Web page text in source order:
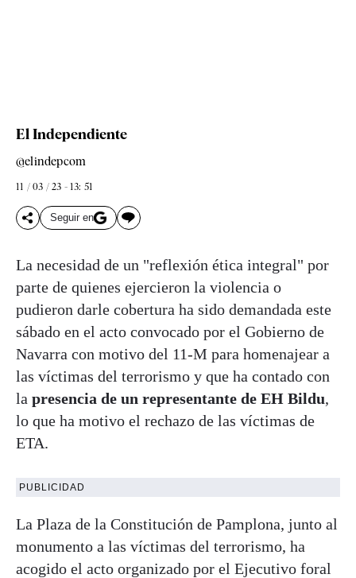
El Independiente
@elindepcom
11 / 03 / 23 - 13: 51
Seguir en
La necesidad de un "reflexión ética integral" por
parte de quienes ejercieron la violencia o
pudieron darle cobertura ha sido demandada este
sábado en el acto convocado por el Gobierno de
Navarra con motivo del 11-M para homenajear a
las víctimas del terrorismo y que ha contado con
la presencia de un representante de EH Bildu,
lo que ha motivo el rechazo de las víctimas de
ETA.
PUBLICIDAD
La Plaza de la Constitución de Pamplona, junto al
monumento a las víctimas del terrorismo, ha
acogido el acto organizado por el Ejecutivo foral